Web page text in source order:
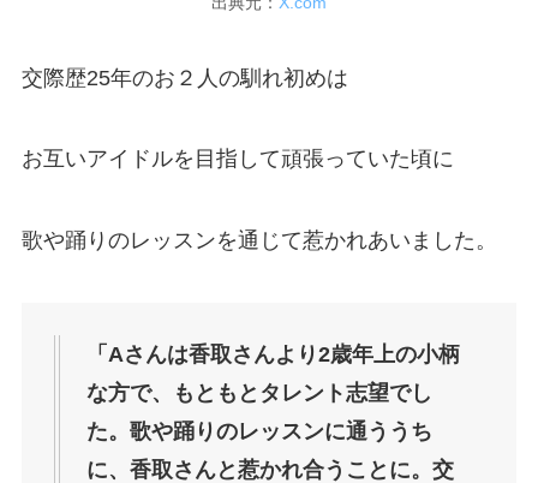
交際歴25年のお２人の馴れ初めは
お互いアイドルを目指して頑張っていた頃に
歌や踊りのレッスンを通じて惹かれあいました。
「Aさんは香取さんより2歳年上の小柄
な方で、もともとタレント志望でし
た。歌や踊りのレッスンに通ううち
に、香取さんと惹かれ合うことに。交